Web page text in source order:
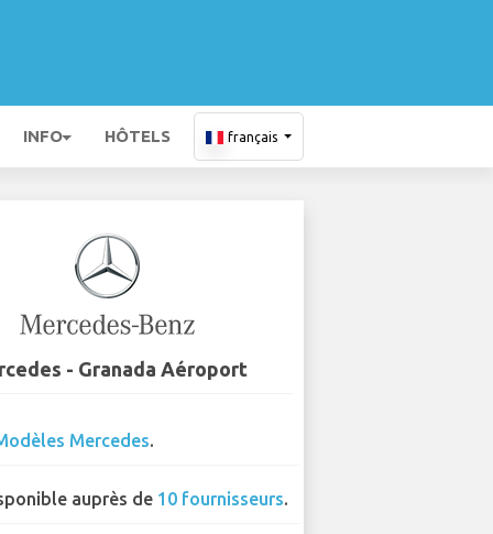
INFO HÔTELS français
- Granada Aéroport
Mercedes.
auprès de 10 fournisseurs.